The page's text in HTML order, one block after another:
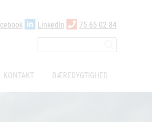
LinkedIn 75 65 02 84
KONTAKT BÆREDYGTIGHED